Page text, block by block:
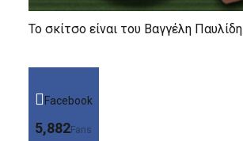
Το σκίτσο είναι του Βαγγέλη Παυλίδη
Facebook
5,882Fans